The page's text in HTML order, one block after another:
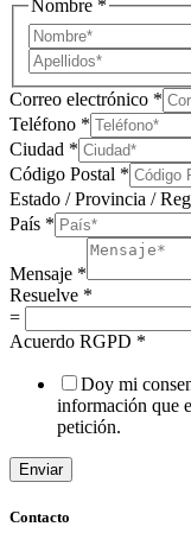
Nombre *
Correo electrónico *
Teléfono *
Ciudad *
Código Postal *
Estado / Provincia /
País *
Mensaje *
Resuelve *
=
Acuerdo RGPD *
Doy mi
información que
petición.
Enviar
Contacto